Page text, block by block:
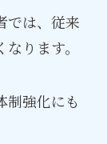
では、従来
ります。
制強化にも